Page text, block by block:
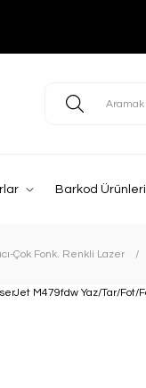
Barkod Ürünleri
Çok Fonk. Renkli Lazer